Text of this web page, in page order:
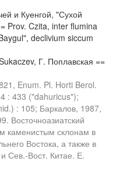
и Куенгой, "Сухой
Prov. Czita, inter flumina
declivium siccum
Г. Поплавская ==
Enum. Pl. Horti Berol.
: 433 ("dahuricus");
: 105; Баркалов, 1987,
Восточноазиатский
каменистым склонам в
Востока, а также в
Сев.-Вост. Китае. Е.